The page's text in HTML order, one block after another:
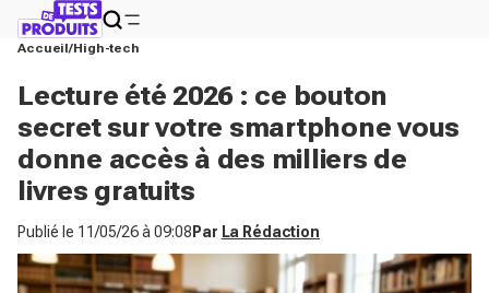
Accueil High-tech
Lecture été 2026 : ce bouton
secret sur votre smartphone vous
donne accès à des milliers de
livres gratuits
Publié le 11/05/26 à 09:08 Par La Rédaction